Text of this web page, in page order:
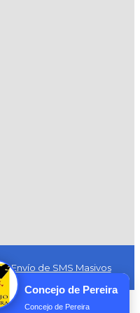
|Envío de SMS Masivos